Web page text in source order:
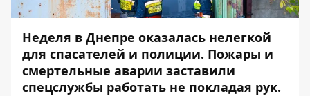
Неделя в Днепре оказалась нелегкой
для спасателей и полиции. Пожары и
смертельные аварии заставили
спецслужбы работать не покладая рук.